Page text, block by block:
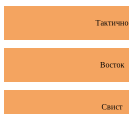
Тактично
Восток
Свист